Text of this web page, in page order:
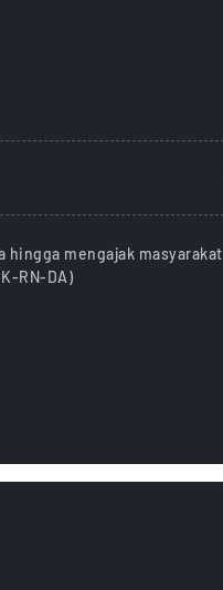
hingga mengajak masyarakat
RN-DA)